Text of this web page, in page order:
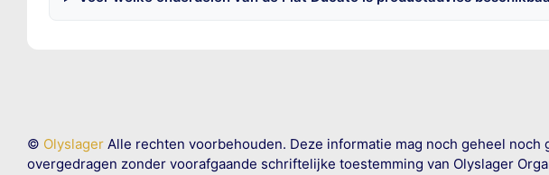
© OlyslagerAlle rechten voorbehouden. Deze informatie mag noch geheel
overgedragen zonder voorafgaande schriftelijke toestemming van Olyslager